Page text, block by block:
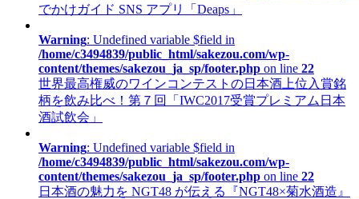
でかけガイド SNS アプリ「Deaps」
Warning: Undefined variable $field in
/home/c3494839/public_html/sakezou.com/wp-
content/themes/sakezou_ja_sp/footer.php on line 22
世界最高権威のワインコンテストの日本酒上位入賞銘
柄を飲み比べ！第７回「IWC2017受賞プレミアム日本
酒試飲会」
Warning: Undefined variable $field in
/home/c3494839/public_html/sakezou.com/wp-
content/themes/sakezou_ja_sp/footer.php on line 22
日本酒の魅力を NGT48 が伝える『NGT48×菊水酒造』